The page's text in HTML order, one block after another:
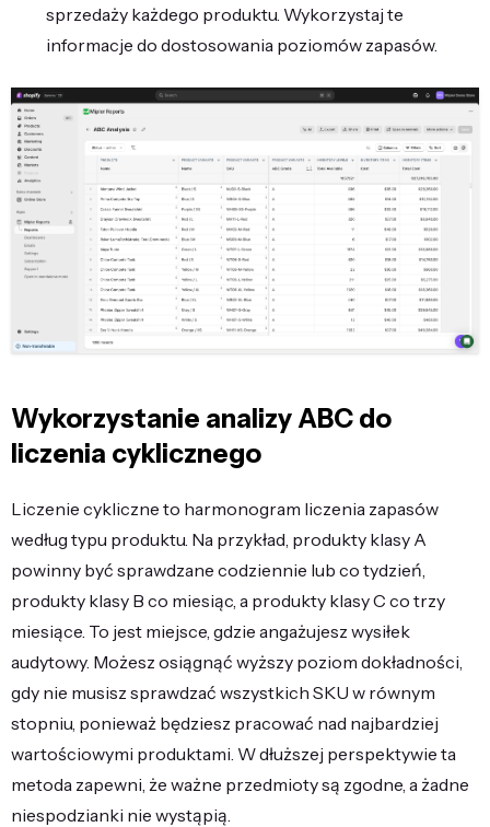
sprzedaży każdego produktu. Wykorzystaj te
informacje do dostosowania poziomów zapasów.
Wykorzystanie analizy ABC do
liczenia cyklicznego
Liczenie cykliczne to harmonogram liczenia zapasów
według typu produktu. Na przykład, produkty klasy A
powinny być sprawdzane codziennie lub co tydzień,
produkty klasy B co miesiąc, a produkty klasy C co trzy
miesiące. To jest miejsce, gdzie angażujesz wysiłek
audytowy. Możesz osiągnąć wyższy poziom dokładności,
gdy nie musisz sprawdzać wszystkich SKU w równym
stopniu, ponieważ będziesz pracować nad najbardziej
wartościowymi produktami. W dłuższej perspektywie ta
metoda zapewni, że ważne przedmioty są zgodne, a żadne
niespodzianki nie wystąpią.